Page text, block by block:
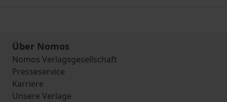
Über Nomos
Nomos Verlagsgesellschaft
Presseservice
Karriere
Unsere Verlage